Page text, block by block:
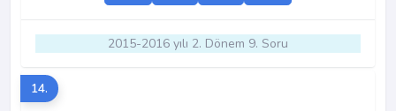
2015-2016 yılı 2. Dönem 9. Soru
14.